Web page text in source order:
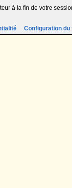
à la fin de votre
Configuration du